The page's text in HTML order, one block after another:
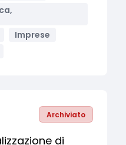
Imprese
Archiviato
di